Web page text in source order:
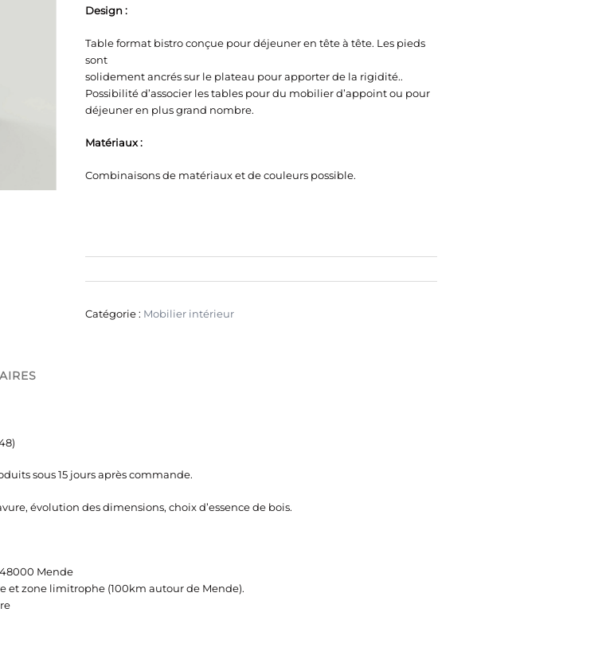
Design :
Table format bistro conçue pour déjeuner en tête à tête. Les pieds
sont
solidement ancrés sur le plateau pour apporter de la rigidité..
Possibilité d’associer les tables pour du mobilier d’appoint ou pour
déjeuner en plus grand nombre.
Matériaux :
Combinaisons de matériaux et de couleurs possible.
Catégorie : Mobilier intérieur
sous 15 jours après commande.
évolution des dimensions, choix d’essence de bois.
48000 Mende
et zone limitrophe (100km autour de Mende).